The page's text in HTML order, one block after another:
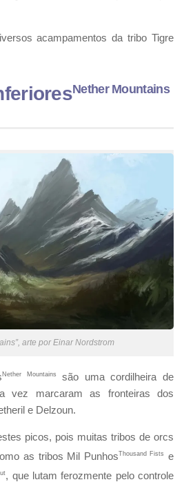
acampamentos da tribo Tigre
Nether Mountains
arte por Einar Nordstrom
Nether Mountains
são uma cordilheira de
vez marcaram as fronteiras dos
e Delzoun.
picos, pois muitas tribos de orcs
as tribos Mil PunhosThousand Fists
e
, que lutam ferozmente pelo controle